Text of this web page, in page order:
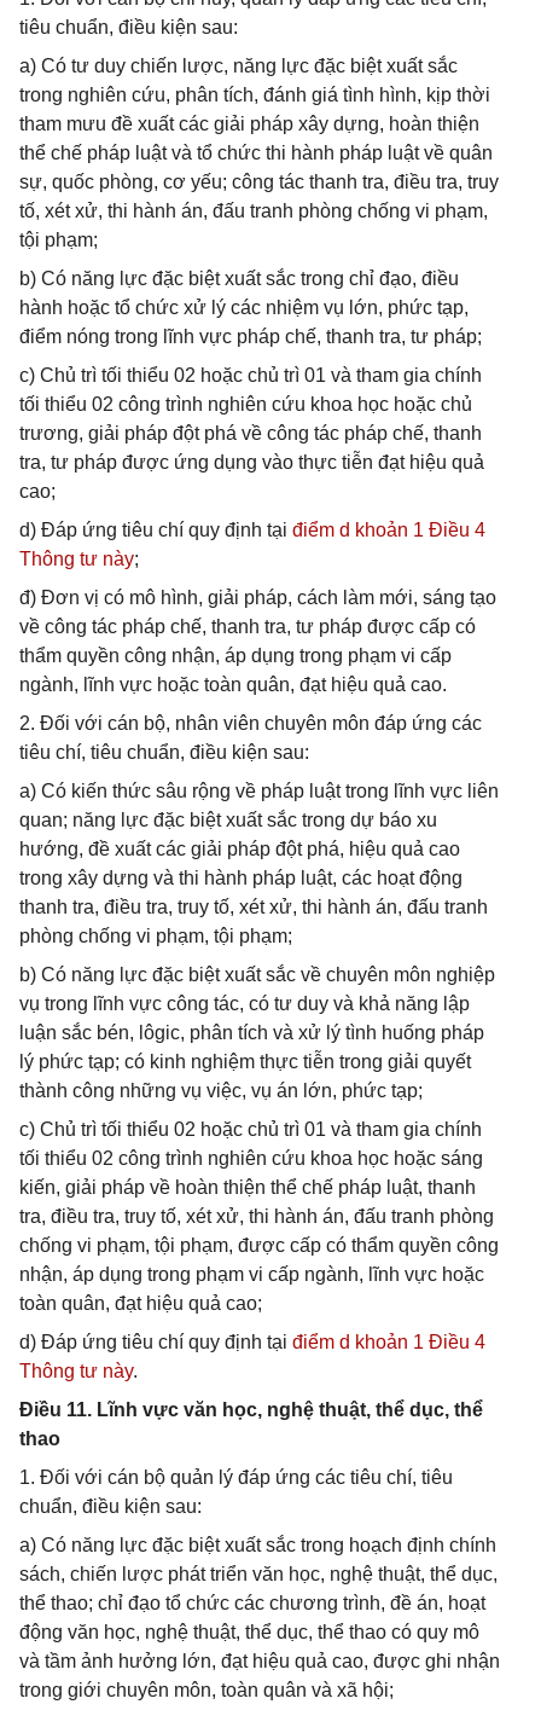
tiêu chuẩn, điều kiện sau:
a) Có tư duy chiến lược, năng lực đặc biệt xuất sắc
trong nghiên cứu, phân tích, đánh giá tình hình, kịp thời
tham mưu đề xuất các giải pháp xây dựng, hoàn thiện
thể chế pháp luật và tổ chức thi hành pháp luật về quân
sự, quốc phòng, cơ yếu; công tác thanh tra, điều tra, truy
tố, xét xử, thi hành án, đấu tranh phòng chống vi phạm,
tội phạm;
b) Có năng lực đặc biệt xuất sắc trong chỉ đạo, điều
hành hoặc tổ chức xử lý các nhiệm vụ lớn, phức tạp,
điểm nóng trong lĩnh vực pháp chế, thanh tra, tư pháp;
c) Chủ trì tối thiểu 02 hoặc chủ trì 01 và tham gia chính
tối thiểu 02 công trình nghiên cứu khoa học hoặc chủ
trương, giải pháp đột phá về công tác pháp chế, thanh
tra, tư pháp được ứng dụng vào thực tiễn đạt hiệu quả
cao;
d) Đáp ứng tiêu chí quy định tại điểm d khoản 1 Điều 4
Thông tư này;
đ) Đơn vị có mô hình, giải pháp, cách làm mới, sáng tạo
về công tác pháp chế, thanh tra, tư pháp được cấp có
thẩm quyền công nhận, áp dụng trong phạm vi cấp
ngành, lĩnh vực hoặc toàn quân, đạt hiệu quả cao.
2. Đối với cán bộ, nhân viên chuyên môn đáp ứng các
tiêu chí, tiêu chuẩn, điều kiện sau:
a) Có kiến thức sâu rộng về pháp luật trong lĩnh vực liên
quan; năng lực đặc biệt xuất sắc trong dự báo xu
hướng, đề xuất các giải pháp đột phá, hiệu quả cao
trong xây dựng và thi hành pháp luật, các hoạt động
thanh tra, điều tra, truy tố, xét xử, thi hành án, đấu tranh
phòng chống vi phạm, tội phạm;
b) Có năng lực đặc biệt xuất sắc về chuyên môn nghiệp
vụ trong lĩnh vực công tác, có tư duy và khả năng lập
luận sắc bén, lôgic, phân tích và xử lý tình huống pháp
lý phức tạp; có kinh nghiệm thực tiễn trong giải quyết
thành công những vụ việc, vụ án lớn, phức tạp;
c) Chủ trì tối thiểu 02 hoặc chủ trì 01 và tham gia chính
tối thiểu 02 công trình nghiên cứu khoa học hoặc sáng
kiến, giải pháp về hoàn thiện thể chế pháp luật, thanh
tra, điều tra, truy tố, xét xử, thi hành án, đấu tranh phòng
chống vi phạm, tội phạm, được cấp có thẩm quyền công
nhận, áp dụng trong phạm vi cấp ngành, lĩnh vực hoặc
toàn quân, đạt hiệu quả cao;
d) Đáp ứng tiêu chí quy định tại điểm d khoản 1 Điều 4
Thông tư này.
Điều 11. Lĩnh vực văn học, nghệ thuật, thể dục, thể
thao
1. Đối với cán bộ quản lý đáp ứng các tiêu chí, tiêu
chuẩn, điều kiện sau:
a) Có năng lực đặc biệt xuất sắc trong hoạch định chính
sách, chiến lược phát triển văn học, nghệ thuật, thể dục,
thể thao; chỉ đạo tổ chức các chương trình, đề án, hoạt
động văn học, nghệ thuật, thể dục, thể thao có quy mô
và tầm ảnh hưởng lớn, đạt hiệu quả cao, được ghi nhận
trong giới chuyên môn, toàn quân và xã hội;